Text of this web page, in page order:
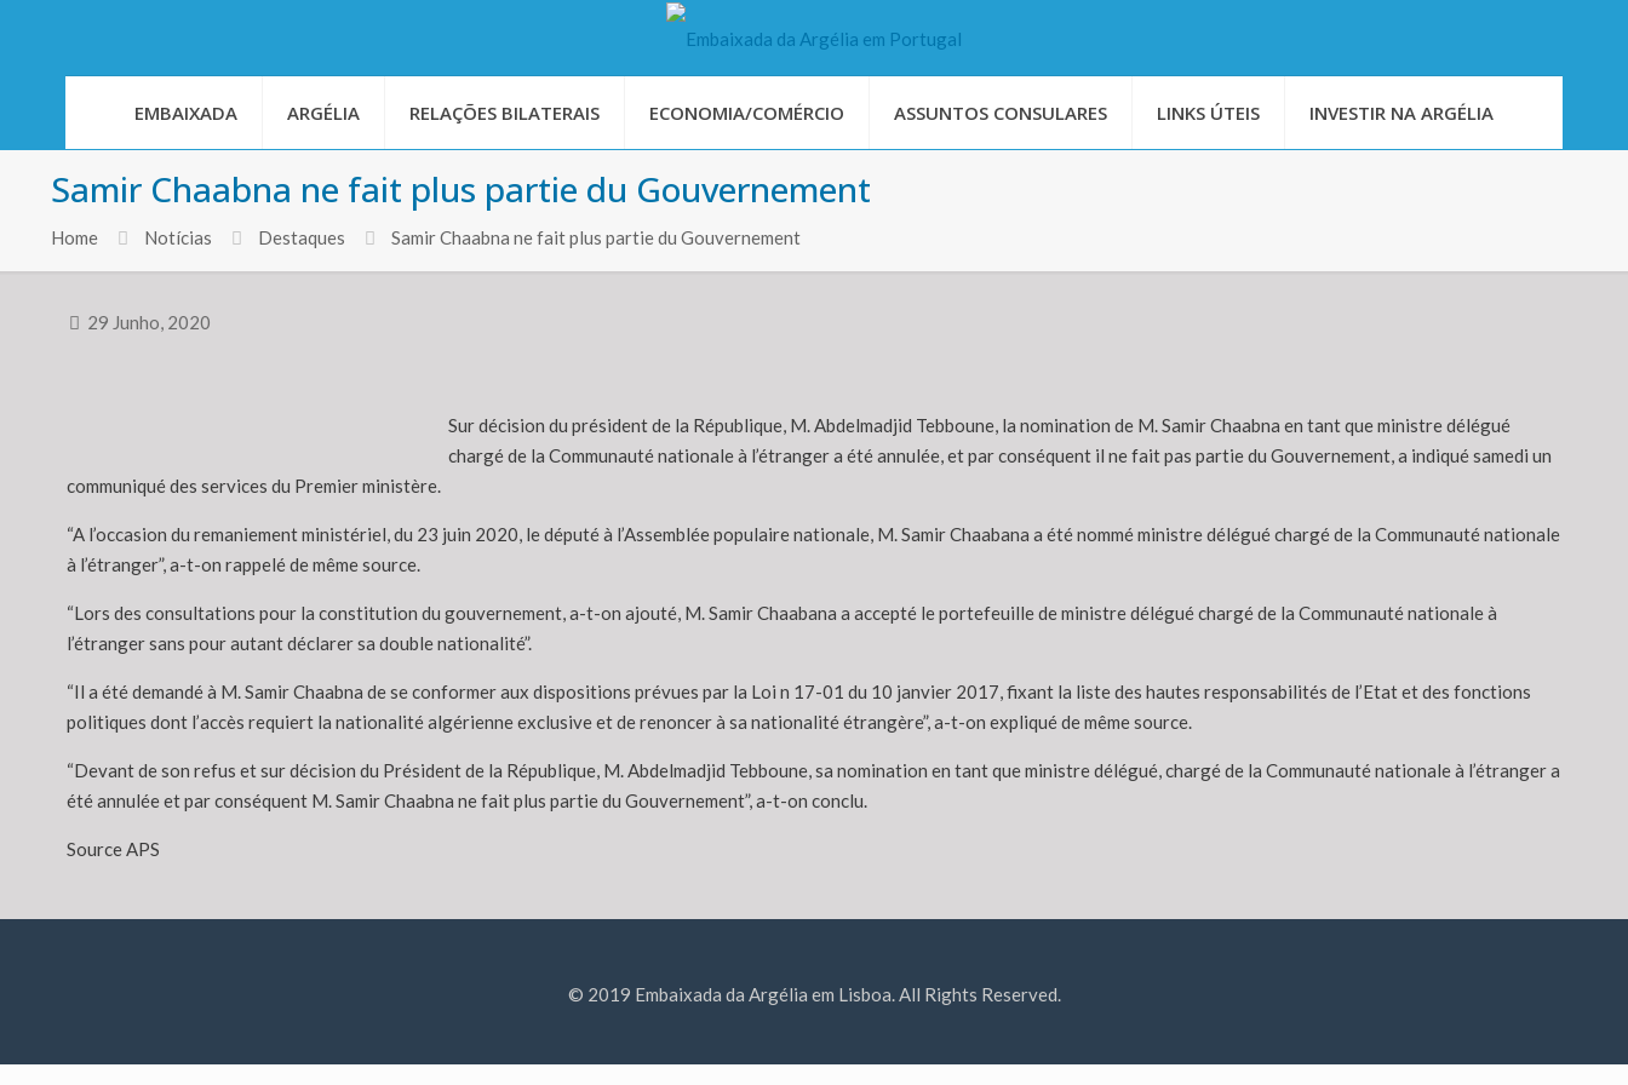
EMBAIXADA ARGÉLIA RELAÇÕES BILATERAIS ECONOMIA/COMÉRCIO ASSUNTOS CONSULARES LINKS ÚTEIS INVESTIR NA ARGÉLIA
Samir Chaabna ne fait plus partie du Gouvernement
Home Notícias Destaques Samir Chaabna ne fait plus partie du Gouvernement
29 Junho, 2020
Sur décision du président de la République, M. Abdelmadjid Tebboune, la nomination de M. Samir Chaabna en tant que ministre délégué
chargé de la Communauté nationale à l’étranger a été annulée, et par conséquent il ne fait pas partie du Gouvernement, a indiqué samedi un
communiqué des services du Premier ministère.
“A l’occasion du remaniement ministériel, du 23 juin 2020, le député à l’Assemblée populaire nationale, M. Samir Chaabana a été nommé ministre délégué chargé de la Communauté nationale
à l’étranger”, a-t-on rappelé de même source.
“Lors des consultations pour la constitution du gouvernement, a-t-on ajouté, M. Samir Chaabana a accepté le portefeuille de ministre délégué chargé de la Communauté nationale à
l’étranger sans pour autant déclarer sa double nationalité”.
“Il a été demandé à M. Samir Chaabna de se conformer aux dispositions prévues par la Loi n 17-01 du 10 janvier 2017, fixant la liste des hautes responsabilités de l’Etat et des fonctions
politiques dont l’accès requiert la nationalité algérienne exclusive et de renoncer à sa nationalité étrangère”, a-t-on expliqué de même source.
“Devant de son refus et sur décision du Président de la République, M. Abdelmadjid Tebboune, sa nomination en tant que ministre délégué, chargé de la Communauté nationale à l’étranger a
été annulée et par conséquent M. Samir Chaabna ne fait plus partie du Gouvernement”, a-t-on conclu.
Source APS
© 2019 Embaixada da Argélia em Lisboa. All Rights Reserved.